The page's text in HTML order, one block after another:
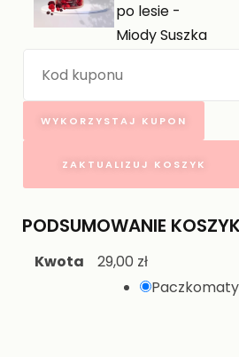
po lesie -
Miody Suszka
WYKORZYSTAJ KUPON
ZAKTUALIZUJ KOSZYK
PODSUMOWANIE
Kwota 29,00 zł